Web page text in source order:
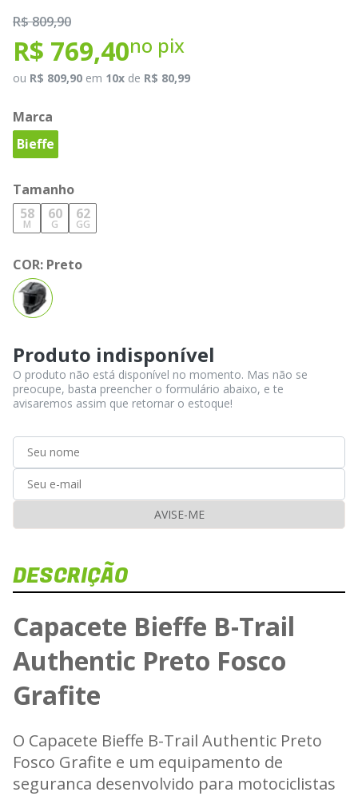
R$ 809,90
R$ 769,40no pix
ou R$ 809,90 em 10x de R$ 80,99
Marca
Bieffe
Tamanho
58
M
60
G
62
GG
COR: Preto
Produto indisponível
O produto não está disponível no momento. Mas não se
preocupe, basta preencher o formulário abaixo, e te
avisaremos assim que retornar o estoque!
AVISE-ME
DESCRIÇÃO
Capacete Bieffe B-Trail
Authentic Preto Fosco
Grafite
O Capacete Bieffe B-Trail Authentic Preto
Fosco Grafite e um equipamento de
seguranca desenvolvido para motociclistas